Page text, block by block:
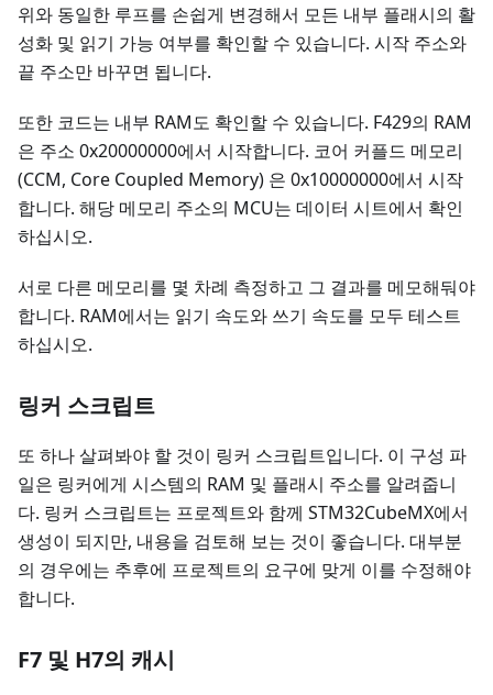
위와 동일한 루프를 손쉽게 변경해서 모든 내부 플래시의 활
성화 및 읽기 가능 여부를 확인할 수 있습니다. 시작 주소와
끝 주소만 바꾸면 됩니다.
또한 코드는 내부 RAM도 확인할 수 있습니다. F429의 RAM
은 주소 0x20000000에서 시작합니다. 코어 커플드 메모리
(CCM, Core Coupled Memory) 은 0x10000000에서 시작
합니다. 해당 메모리 주소의 MCU는 데이터 시트에서 확인
하십시오.
서로 다른 메모리를 몇 차례 측정하고 그 결과를 메모해둬야
합니다. RAM에서는 읽기 속도와 쓰기 속도를 모두 테스트
하십시오.
링커 스크립트
또 하나 살펴봐야 할 것이 링커 스크립트입니다. 이 구성 파
일은 링커에게 시스템의 RAM 및 플래시 주소를 알려줍니
다. 링커 스크립트는 프로젝트와 함께 STM32CubeMX에서
생성이 되지만, 내용을 검토해 보는 것이 좋습니다. 대부분
의 경우에는 추후에 프로젝트의 요구에 맞게 이를 수정해야
합니다.
F7 및 H7의 캐시